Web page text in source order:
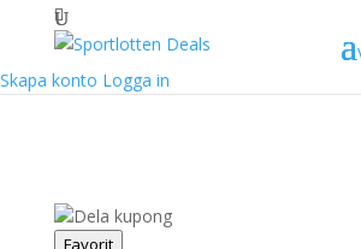
Skapa konto Logga in
Dela kupong
Favorit